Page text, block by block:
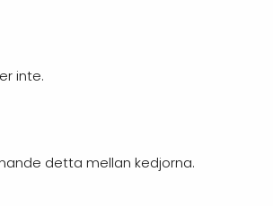
inte.
detta mellan kedjorna.